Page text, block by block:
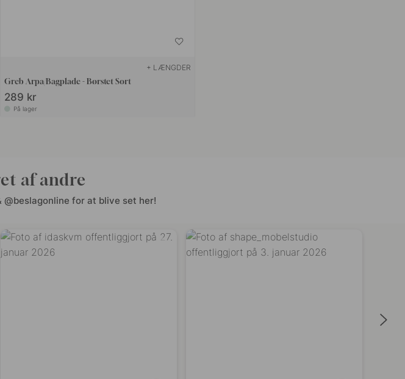
+ LÆNGDER
Greb Arpa/Bagplade - Børstet Sort
289 kr
På lager
af andre
@beslagonline for at blive set her!